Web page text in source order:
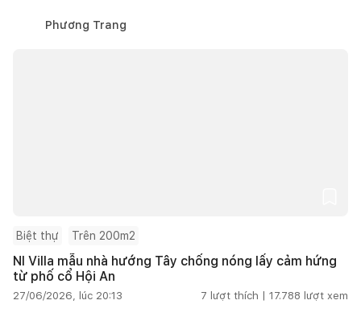
Phương Trang
Biệt thự Trên 200m2
NI Villa mẫu nhà hướng Tây chống nóng lấy cảm hứng
từ phố cổ Hội An
27/06/2026, lúc 20:13 7 lượt thích | 17.788 lượt xem